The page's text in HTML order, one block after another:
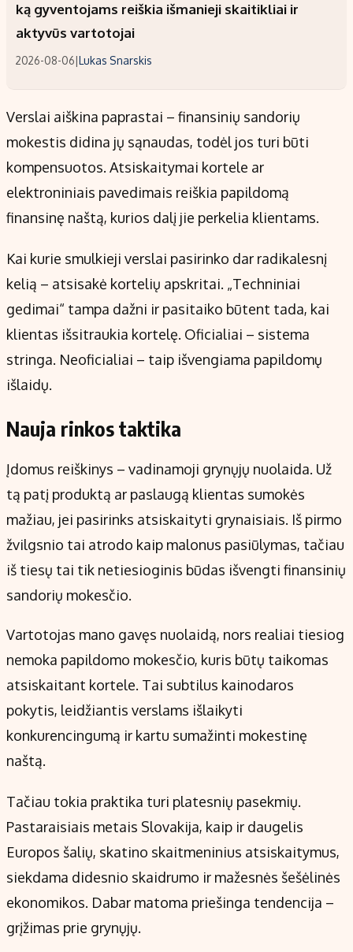
ką gyventojams reiškia išmanieji skaitikliai ir
aktyvūs vartotojai
2026-08-06|Lukas Snarskis
Verslai aiškina paprastai – finansinių sandorių
mokestis didina jų sąnaudas, todėl jos turi būti
kompensuotos. Atsiskaitymai kortele ar
elektroniniais pavedimais reiškia papildomą
finansinę naštą, kurios dalį jie perkelia klientams.
Kai kurie smulkieji verslai pasirinko dar radikalesnį
kelią – atsisakė kortelių apskritai. „Techniniai
gedimai“ tampa dažni ir pasitaiko būtent tada, kai
klientas išsitraukia kortelę. Oficialiai – sistema
stringa. Neoficialiai – taip išvengiama papildomų
išlaidų.
Nauja rinkos taktika
Įdomus reiškinys – vadinamoji grynųjų nuolaida. Už
tą patį produktą ar paslaugą klientas sumokės
mažiau, jei pasirinks atsiskaityti grynaisiais. Iš pirmo
žvilgsnio tai atrodo kaip malonus pasiūlymas, tačiau
iš tiesų tai tik netiesioginis būdas išvengti finansinių
sandorių mokesčio.
Vartotojas mano gavęs nuolaidą, nors realiai tiesiog
nemoka papildomo mokesčio, kuris būtų taikomas
atsiskaitant kortele. Tai subtilus kainodaros
pokytis, leidžiantis verslams išlaikyti
konkurencingumą ir kartu sumažinti mokestinę
naštą.
Tačiau tokia praktika turi platesnių pasekmių.
Pastaraisiais metais Slovakija, kaip ir daugelis
Europos šalių, skatino skaitmeninius atsiskaitymus,
siekdama didesnio skaidrumo ir mažesnės šešėlinės
ekonomikos. Dabar matoma priešinga tendencija –
grįžimas prie grynųjų.